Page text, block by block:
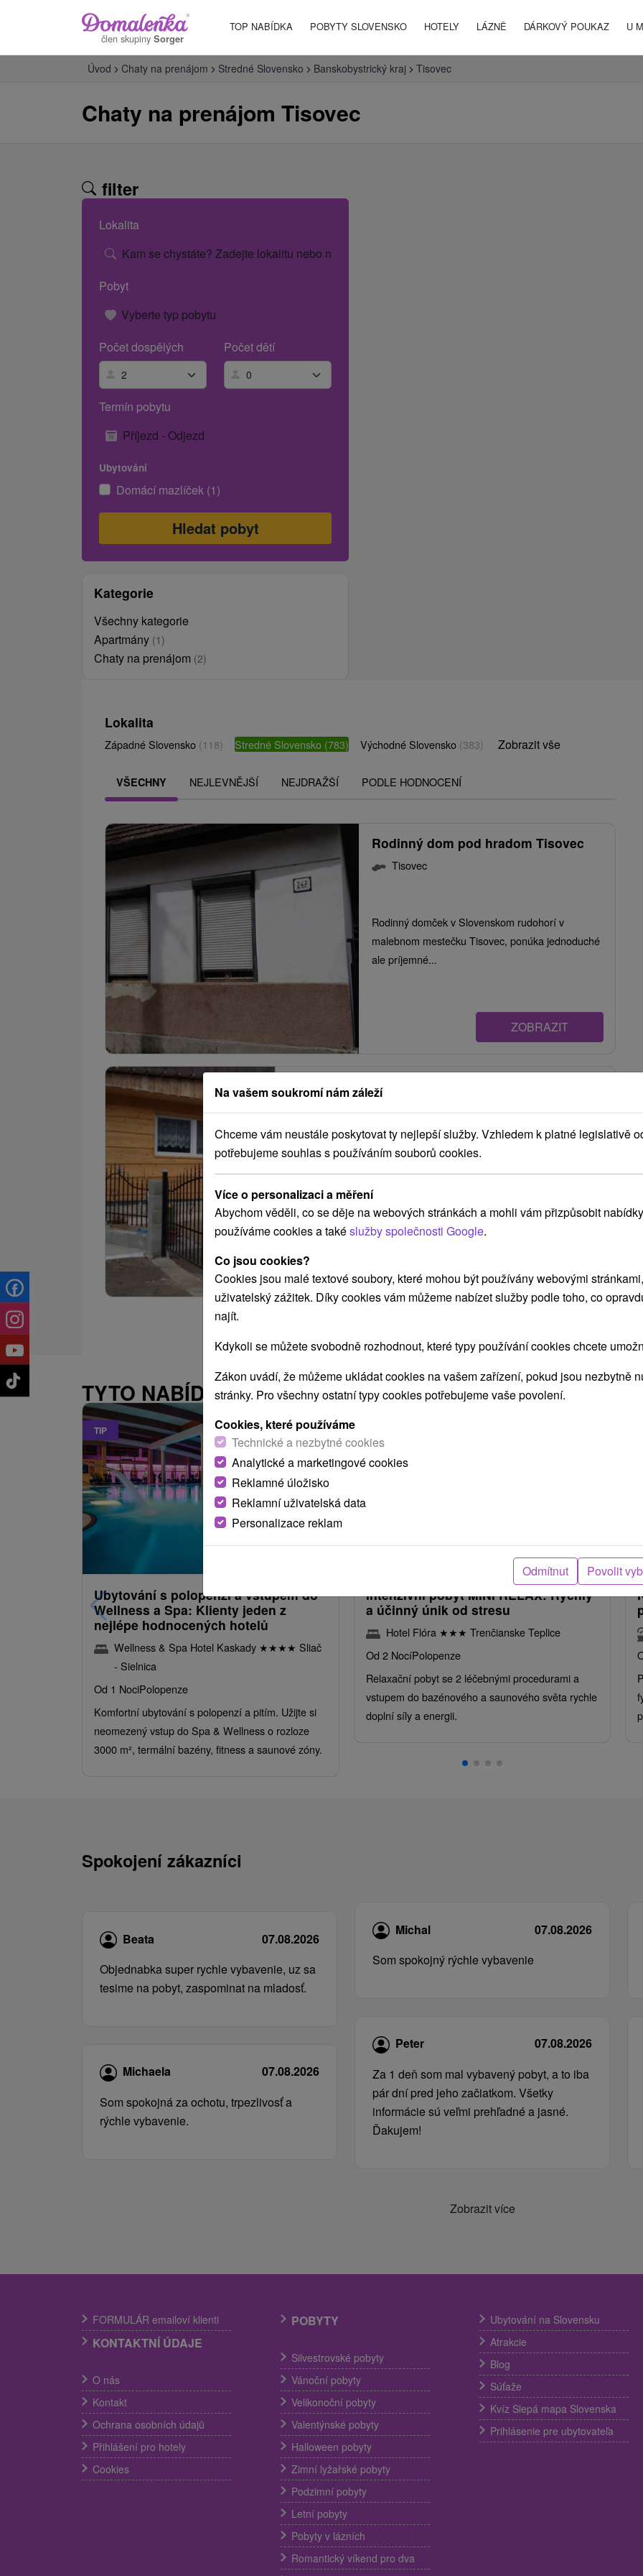
člen skupiny Sorger
TOP NABÍDKA POBYTY SLOVENSKO HOTELY LÁZNĚ DÁRKOVÝ POUKAZ U
Úvod Chaty na prenájom Stredné Slovensko Banskobystrický kraj Tisovec
Chaty na prenájom Tisovec
filter
Lokalita
Kam se chystáte? Zadejte lokalitu nebo název hotelu.
Pobyt
Vyberte typ pobytu
Počet dospělých
Počet dětí
Termín pobytu
Příjezd - Odjezd
Ubytování
Domácí mazlíček (1)
Kategorie
Všechny kategorie
Apartmány (1)
Chaty na prenájom (2)
Lokalita
Západné Slovensko (118) Stredné Slovensko (783) Východné Slovensko (383) Zobrazit vše
VŠECHNY NEJLEVNĚJŠÍ NEJDRAŽŠÍ PODLE HODNOCENÍ
Rodinný dom pod hradom Tisovec
Tisovec
Rodinný domček v Slovenskom rudohorí v
malebnom mestečku Tisovec, ponúka jednoduché
ale príjemné...
ZOBRAZIT
Chata Alžbeta 2 Tisovec
izbách,...
TYTO NABÍDKY BY VÁS MOHLY TAKÉ ZAJÍMAT
TIP
od2 738,74Kč
Ubytování s polopenzí a vstupem do
Wellness a Spa: Klienty jeden z
nejlépe hodnocených hotelů
Wellness & Spa Hotel Kaskady ★★★★ Sliač
- Sielnica
Od 1 NociPolopenze
Komfortní ubytování s polopenzí a pitím. Užijte si
neomezený vstup do Spa & Wellness o rozloze
3000 m², termální bazény, fitness a saunové zóny.
od2 284,29Kč
/noc/osoba
Intenzivní pobyt MINI RELAX: Rychlý
a účinný únik od stresu
Hotel Flóra ★★★ Trenčianske Teplice
Od 2 NocíPolopenze
Relaxační pobyt se 2 léčebnými procedurami a
vstupem do bazénového a saunového světa rychle
doplní síly a energii.
Spokojení zákazníci
Beata
07.08.2026
Objednabka super rychle vybavenie, uz sa
tesime na pobyt, zaspominat na mladosť.
Michaela
07.08.2026
Som spokojná za ochotu, trpezlivosť a
rýchle vybavenie.
Michal
07.08.2026
Som spokojný rýchle vybavenie
Peter
07.08.2026
Za 1 deň som mal vybavený pobyt, a to iba
pár dní pred jeho začiatkom. Všetky
informácie sú veľmi prehľadné a jasné.
Ďakujem!
Zobrazit více
FORMULÁR emailoví klienti
KONTAKTNÍ ÚDAJE
O nás
Kontakt
Ochrana osobních údajů
Přihlášení pro hotely
Cookies
POBYTY
Silvestrovské pobyty
Vánoční pobyty
Velikonoční pobyty
Valentýnské pobyty
Halloween pobyty
Zimní lyžařské pobyty
Podzimní pobyty
Letní pobyty
Pobyty v lázních
Romantický víkend pro dva
Ubytování na Slovensku
Atrakcie
Blog
Súťaže
Kvíz Slepá mapa Slovenska
Prihlásenie pre ubytovateľa
Na vašem soukromí nám záleží
Chceme vám neustále poskytovat ty nejlepší služby. Vzhledem k platné legislativě
potřebujeme souhlas s používáním souborů cookies.
Více o personalizaci a měření
Abychom věděli, co se děje na webových stránkách a mohli vám přizpůsobit
používáme cookies a takéslužby společnosti Google.
Co jsou cookies?
Cookies jsou malé textové soubory, které mohou být používány webovými
uživatelský zážitek. Díky cookies vám můžeme nabízet služby podle toho, co
najít.
Kdykoli se můžete svobodně rozhodnout, které typy používání cookies chcete
Zákon uvádí, že můžeme ukládat cookies na vašem zařízení, pokud jsou nezbytně
stránky. Pro všechny ostatní typy cookies potřebujeme vaše povolení.
Cookies, které používáme
Technické a nezbytné cookies
Analytické a marketingové cookies
Reklamné úložisko
Reklamní uživatelská data
Personalizace reklam
Odmítnut Povolit